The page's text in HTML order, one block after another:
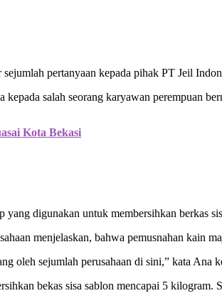
pertanyaan kepada pihak PT Jeil
salah seorang karyawan perempuan
Kota Bekasi
digunakan untuk membersihkan berkas
menjelaskan, bahwa pemusnahan kain
oleh sejumlah perusahaan di sini,” kata Ana
bekas sisa sablon mencapai 5